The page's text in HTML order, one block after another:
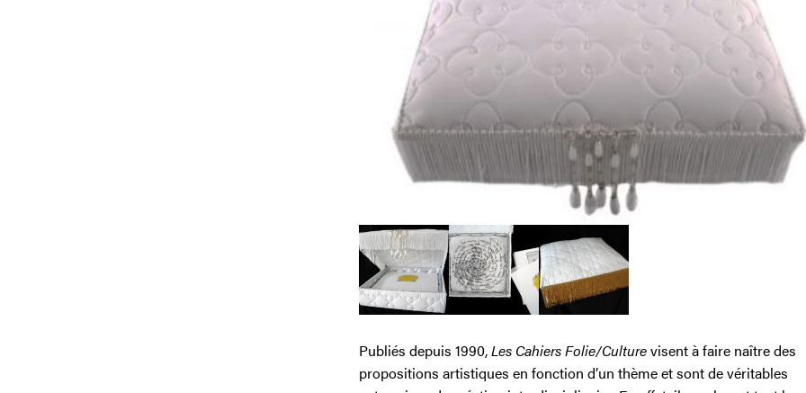
Publiés depuis 1990,Les Cahiers Folie/Culturevisent à faire naître des
propositions artistiques en fonction d’un thème et sont de véritables